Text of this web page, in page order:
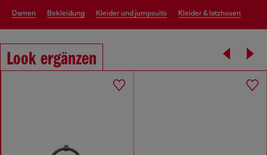
damen bekleidung kleider und jumpsuits kleider & latzhosen
Look ergänzen